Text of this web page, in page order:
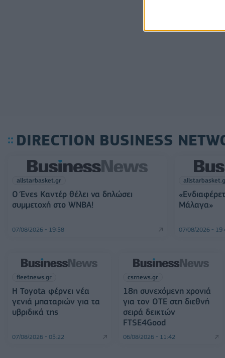
DIRECTION BUSINESS
allstarbasket.gr
Ο Ένες Καντέρ θέλει να δηλώσει
συμμετοχή στο WNBA!
07/08/2026 - 19:58
Μάλαγα»
07/08/2026 -
fleetnews.gr
Η Toyota φέρνει νέα
γενιά μπαταριών για τα
υβριδικά της
07/08/2026 - 05:22
csrnews.gr
18η συνεχόμενη χρονιά
για τον ΟΤΕ στη διεθνή
σειρά δεικτών
FTSE4Good
06/08/2026 - 11:42